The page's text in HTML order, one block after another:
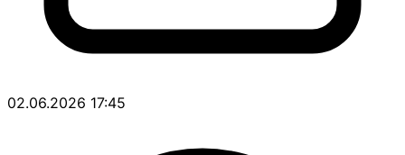
02.06.2026 17:45